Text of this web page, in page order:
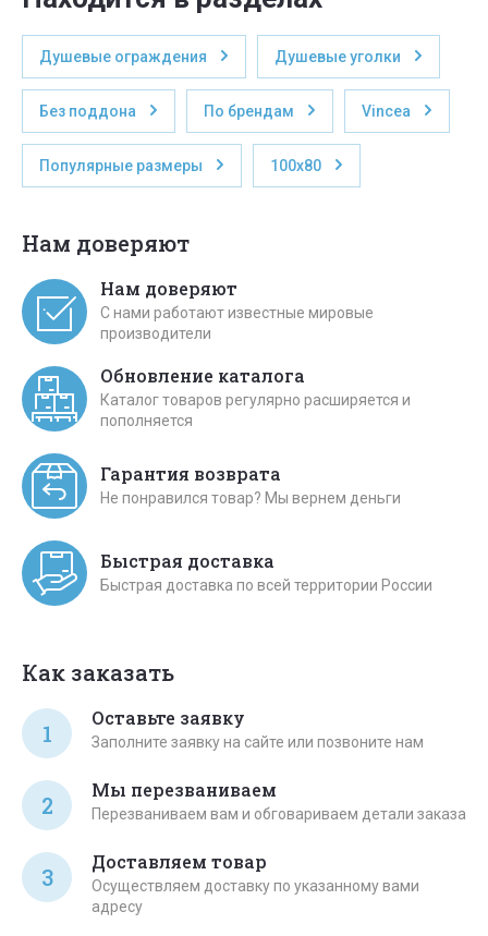
Душевые ограждения Душевые уголки
Без поддона По брендам Vincea
Популярные размеры 100x80
Нам доверяют
Нам доверяют
С нами работают известные мировые
производители
Обновление каталога
Каталог товаров регулярно расширяется и
пополняется
Гарантия возврата
Не понравился товар? Мы вернем деньги
Быстрая доставка
Быстрая доставка по всей территории России
Как заказать
1
Оставьте заявку
Заполните заявку на сайте или позвоните нам
2
Мы перезваниваем
Перезваниваем вам и обговариваем детали заказа
3
Доставляем товар
Осуществляем доставку по указанному вами
адресу